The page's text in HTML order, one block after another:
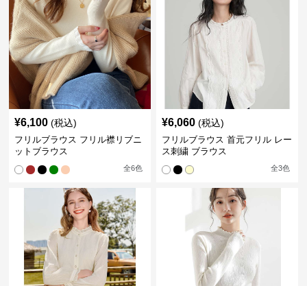
¥6,100 (税込)
フリルブラウス フリル襟リブニ
ットブラウス
全6色
¥6,060 (税込)
フリルブラウス 首元フリル レー
ス刺繍 ブラウス
全3色